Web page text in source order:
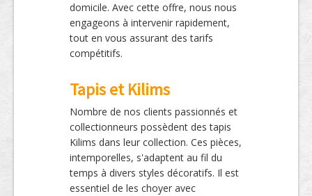
domicile. Avec cette offre, nous nous
engageons à intervenir rapidement,
tout en vous assurant des tarifs
compétitifs.
Tapis et Kilims
Nombre de nos clients passionnés et
collectionneurs possèdent des tapis
Kilims dans leur collection. Ces pièces,
intemporelles, s'adaptent au fil du
temps à divers styles décoratifs. Il est
essentiel de les choyer avec